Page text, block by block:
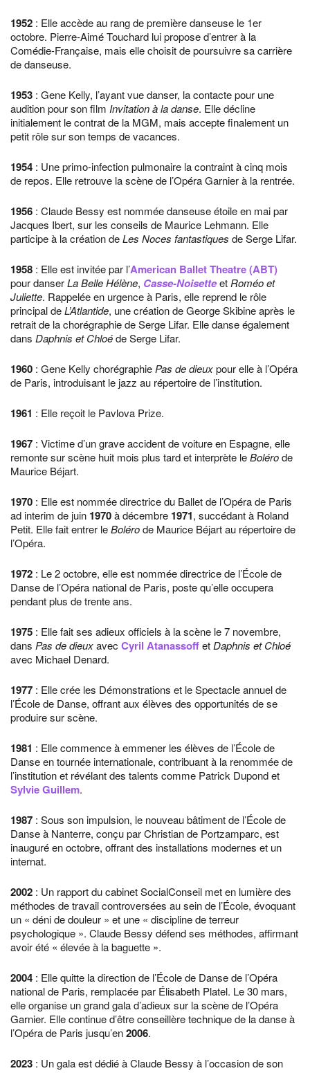
1952 : Elle accède au rang de première danseuse le 1er
octobre. Pierre-Aimé Touchard lui propose d’entrer à la
Comédie-Française, mais elle choisit de poursuivre sa carrière
de danseuse.
1953 : Gene Kelly, l’ayant vue danser, la contacte pour une
audition pour son film Invitation à la danse. Elle décline
initialement le contrat de la MGM, mais accepte finalement un
petit rôle sur son temps de vacances.
1954 : Une primo-infection pulmonaire la contraint à cinq mois
de repos. Elle retrouve la scène de l’Opéra Garnier à la rentrée.
1956 : Claude Bessy est nommée danseuse étoile en mai par
Jacques Ibert, sur les conseils de Maurice Lehmann. Elle
participe à la création deLes Noces fantastiques de Serge Lifar.
1958 : Elle est invitée par l’American Ballet Theatre (ABT)
pour danserLa Belle Hélène, Casse-Noisetteet Roméo et
Juliette. Rappelée en urgence à Paris, elle reprend le rôle
principal deL’Atlantide, une création de George Skibine après le
retrait de la chorégraphie de Serge Lifar. Elle danse également
dans Daphnis et Chloéde Serge Lifar.
1960 : Gene Kelly chorégraphie Pas de dieuxpour elle à l’Opéra
de Paris, introduisant le jazz au répertoire de l’institution.
1961 : Elle reçoit le Pavlova Prize.
1967 : Victime d’un grave accident de voiture en Espagne, elle
remonte sur scène huit mois plus tard et interprète leBolérode
Maurice Béjart.
1970 : Elle est nommée directrice du Ballet de l’Opéra de Paris
ad interim de juin 1970à décembre 1971, succédant à Roland
Petit. Elle fait entrer leBolérode Maurice Béjart au répertoire de
l’Opéra.
1972 : Le 2 octobre, elle est nommée directrice de l’École de
Danse de l’Opéra national de Paris, poste qu’elle occupera
pendant plus de trente ans.
1975 : Elle fait ses adieux officiels à la scène le 7 novembre,
dans Pas de dieuxavec Cyril Atanassoffet Daphnis et Chloé
avec Michael Denard.
1977 : Elle crée les Démonstrations et le Spectacle annuel de
l’École de Danse, offrant aux élèves des opportunités de se
produire sur scène.
1981 : Elle commence à emmener les élèves de l’École de
Danse en tournée internationale, contribuant à la renommée de
l’institution et révélant des talents comme Patrick Dupond et
Sylvie Guillem.
1987 : Sous son impulsion, le nouveau bâtiment de l’École de
Danse à Nanterre, conçu par Christian de Portzamparc, est
inauguré en octobre, offrant des installations modernes et un
internat.
2002 : Un rapport du cabinet SocialConseil met en lumière des
méthodes de travail controversées au sein de l’École, évoquant
un « déni de douleur » et une « discipline de terreur
psychologique ». Claude Bessy défend ses méthodes, affirmant
avoir été « élevée à la baguette ».
2004 : Elle quitte la direction de l’École de Danse de l’Opéra
national de Paris, remplacée par Élisabeth Platel. Le 30 mars,
elle organise un grand gala d’adieux sur la scène de l’Opéra
Garnier. Elle continue d’être conseillère technique de la danse à
l’Opéra de Paris jusqu’en2006.
2023 : Un gala est dédié à Claude Bessy à l’occasion de son